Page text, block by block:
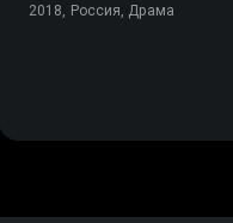
2018, Россия, Драма